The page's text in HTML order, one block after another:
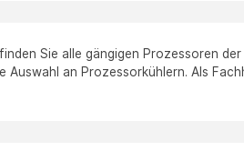
Sie alle gängigen Prozessoren der
Auswahl an Prozessorkühlern. Als